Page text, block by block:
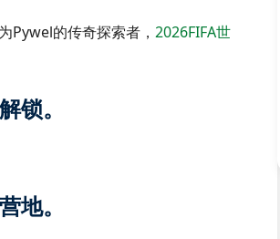
的传奇探索者， 2026FIFA世
锁。
地。